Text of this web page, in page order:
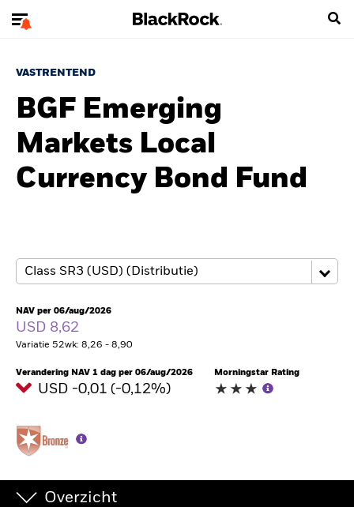
VASTRENTEND
BGF Emerging
Markets Local
Currency Bond Fund
NAV per 06/aug/2026
USD 8,62
Variatie 52wk: 8,26 - 8,90
Verandering NAV 1 dag per 06/aug/2026
USD -0,01 (-0,12%)
Morningstar Rating
Overzicht